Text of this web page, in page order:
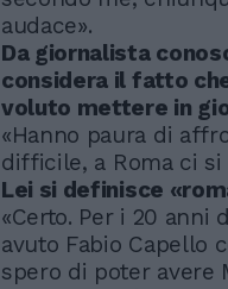
audace».
Da giornalista
considera il fatto
voluto mettere in
«Hanno paura di
difficile, a Roma ci si
Lei si definisce
«Certo. Per i 20 anni
avuto Fabio Capello
spero di poter avere